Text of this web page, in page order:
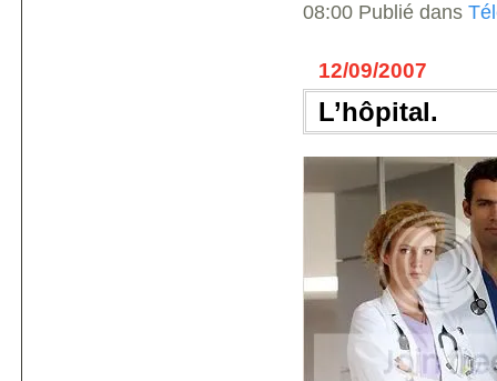
08:00 Publié dans
12/09/2007
L’hôpital.